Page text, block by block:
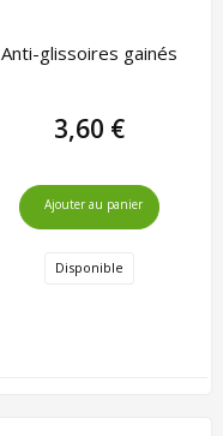
Anti-glissoires gainés
3,60 €
Ajouter au panier
Disponible